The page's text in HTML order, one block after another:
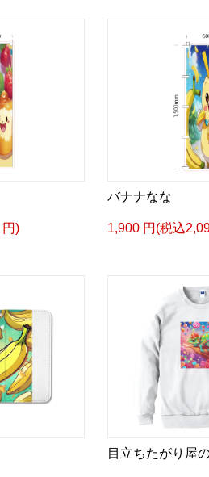
)
バナナなな
1,900 円(税込
目立ちたがり屋